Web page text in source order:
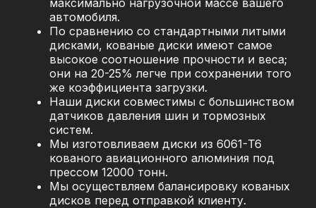
автомобиля.
По сравнению со стандартными литыми
дисками, кованые диски имеют самое
высокое соотношение прочности и веса;
они на 20-25% легче при сохранении того
же коэффициента загрузки.
Наши диски совместимы с большинством
датчиков давления шин и тормозных
систем.
Мы изготовливаем диски из 6061-T6
кованого авиационного алюминия под
прессом 12000 тонн.
Мы осуществляем балансировку кованых
дисков перед отправкой клиенту.